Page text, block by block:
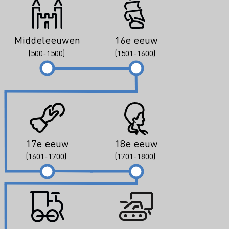
Middeleeuwen
(500-1500)
16e eeuw
(1501-1600)
17e eeuw
(1601-1700)
18e eeuw
(1701-1800)